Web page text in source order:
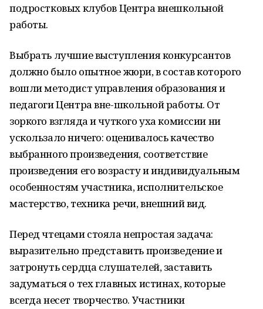
подростковых клубов Центра внешкольной
работы.
Выбрать лучшие выступления конкурсантов
должно было опытное жюри, в состав которого
вошли методист управления образования и
педагоги Центра вне-школьной работы. От
зоркого взгляда и чуткого уха комиссии ни
ускользало ничего: оценивалось качество
выбранного произведения, соответствие
произведения его возрасту и индивидуальным
особенностям участника, исполнительское
мастерство, техника речи, внешний вид.
Перед чтецами стояла непростая задача:
выразительно представить произведение и
затронуть сердца слушателей, заставить
задуматься о тех главных истинах, которые
всегда несет творчество. Участники